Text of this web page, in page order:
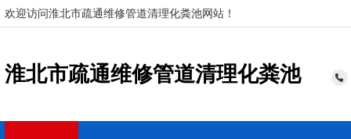
欢迎访问淮北市疏通维修管道清理化粪池网站！
淮北市疏通维修管道清理化粪池